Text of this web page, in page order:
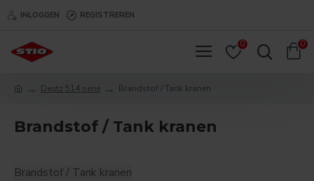
INLOGGEN REGISTREREN
0 0
Deutz 514 serie Brandstof / Tank kranen
Brandstof / Tank kranen
Brandstof / Tank kranen